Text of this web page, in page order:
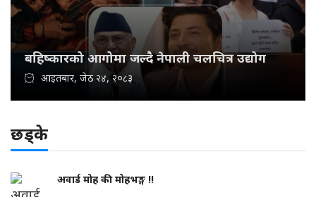
बहिष्कारको आगोमा जल्दै नेपाली चलचित्र उद्योग
आइतबार, जेठ २४, २०८३
छड्के
अवार्ड मोह की मोहभङ्ग !!